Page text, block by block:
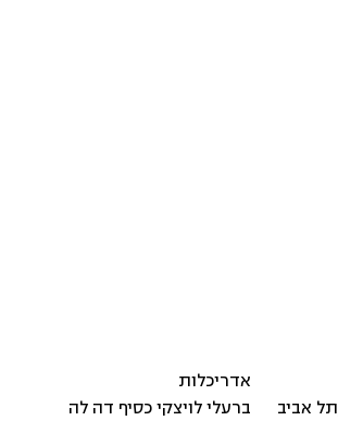
תל אביב
אדריכלות
ברעלי לויצקי כסיף דה לה